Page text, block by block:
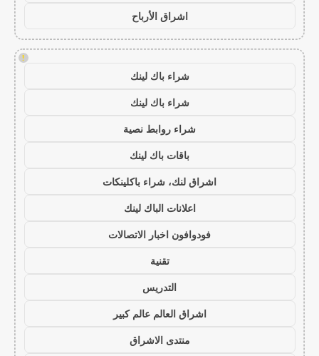
اشراق الأرباح
!
شراء باك لينك
شراء باك لينك
شراء روابط نصية
باقات باك لينك
اشراق لنك، شراء باكلينكات
اعلانات الباك لينك
فودوافون اخبار الاتصالات
تقنية
التدريس
اشراق العالم عالم كبير
منتدى الاشراق